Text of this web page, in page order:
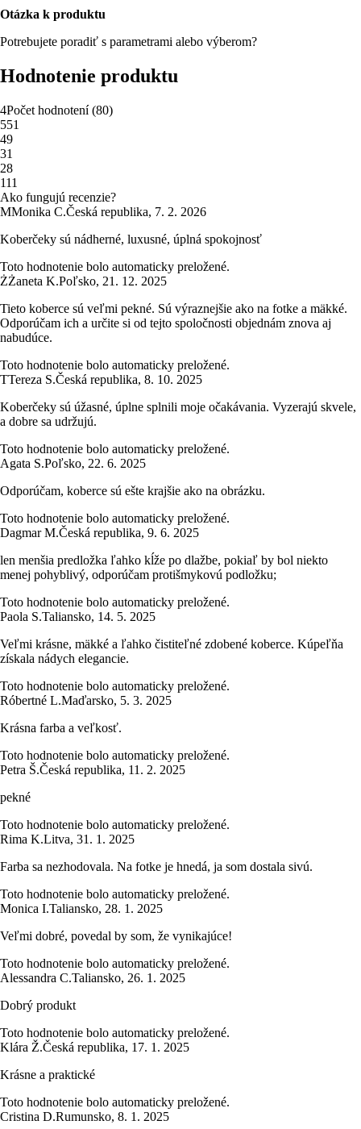
Otázka k produktu
Potrebujete poradiť s parametrami alebo výberom?
Hodnotenie produktu
4Počet hodnotení(80)
551
49
31
28
111
Ako fungujú recenzie?
MMonika C.Česká republika, 7. 2. 2026
Koberčeky sú nádherné, luxusné, úplná spokojnosť
Toto hodnotenie bolo automaticky preložené.
ŻŻaneta K.Poľsko, 21. 12. 2025
Tieto koberce sú veľmi pekné. Sú výraznejšie ako na fotke a mäkké.
Odporúčam ich a určite si od tejto spoločnosti objednám znova aj
nabudúce.
Toto hodnotenie bolo automaticky preložené.
TTereza S.Česká republika, 8. 10. 2025
Koberčeky sú úžasné, úplne splnili moje očakávania. Vyzerajú skvele,
a dobre sa udržujú.
Toto hodnotenie bolo automaticky preložené.
Agata S.Poľsko, 22. 6. 2025
Odporúčam, koberce sú ešte krajšie ako na obrázku.
Toto hodnotenie bolo automaticky preložené.
Dagmar M.Česká republika, 9. 6. 2025
len menšia predložka ľahko kĺže po dlažbe, pokiaľ by bol niekto
menej pohyblivý, odporúčam protišmykovú podložku;
Toto hodnotenie bolo automaticky preložené.
Paola S.Taliansko, 14. 5. 2025
Veľmi krásne, mäkké a ľahko čistiteľné zdobené koberce. Kúpeľňa
získala nádych elegancie.
Toto hodnotenie bolo automaticky preložené.
Róbertné L.Maďarsko, 5. 3. 2025
Krásna farba a veľkosť.
Toto hodnotenie bolo automaticky preložené.
Petra Š.Česká republika, 11. 2. 2025
pekné
Toto hodnotenie bolo automaticky preložené.
Rima K.Litva, 31. 1. 2025
Farba sa nezhodovala. Na fotke je hnedá, ja som dostala sivú.
Toto hodnotenie bolo automaticky preložené.
Monica I.Taliansko, 28. 1. 2025
Veľmi dobré, povedal by som, že vynikajúce!
Toto hodnotenie bolo automaticky preložené.
Alessandra C.Taliansko, 26. 1. 2025
Dobrý produkt
Toto hodnotenie bolo automaticky preložené.
Klára Ž.Česká republika, 17. 1. 2025
Krásne a praktické
Toto hodnotenie bolo automaticky preložené.
Cristina D.Rumunsko, 8. 1. 2025